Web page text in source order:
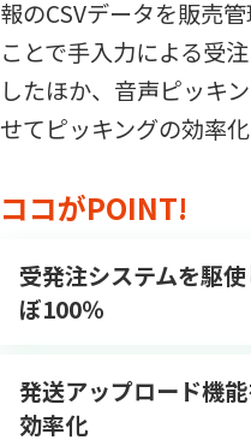
報のCSVデータを販売
ことで手入力による受
したほか、音声ピッキ
せてピッキングの効率
ココがPOINT!
受発注システムを駆
ぼ100％
発送アップロード機
効率化